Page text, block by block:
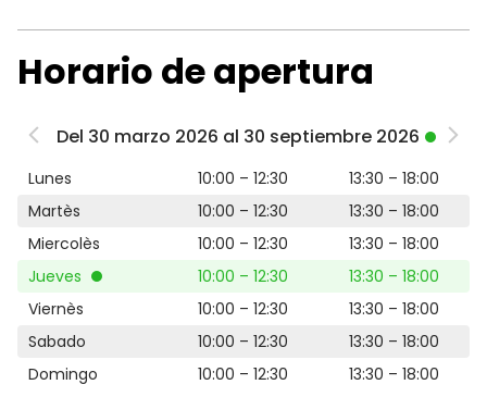
Horario de apertura
Del 30 marzo 2026 al 30 septiembre 2026
Lunes 10:00 – 12:30
13:30 – 18:00
Martès
10:00 – 12:30
13:30 – 18:00
Miercolès
10:00 – 12:30
13:30 – 18:00
Jueves
10:00 – 12:30
13:30 – 18:00
Viernès
10:00 – 12:30
13:30 – 18:00
Sabado
10:00 – 12:30
13:30 – 18:00
Domingo
10:00 – 12:30 13:30 – 18:00